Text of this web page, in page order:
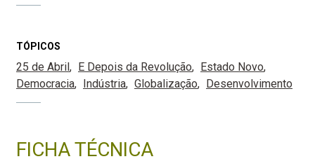
TÓPICOS
25 de Abril E Depois da Revolução
Estado Novo
Democracia
Indústria Globalização Desenvolvimento
FICHA TÉCNICA